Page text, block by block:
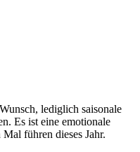
lediglich saisonale
Es ist eine emotionale
führen dieses Jahr.